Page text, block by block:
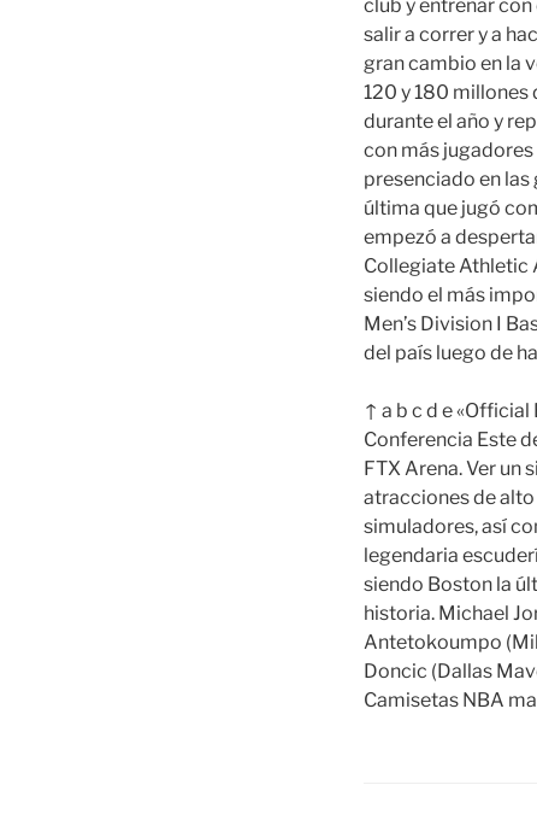
club y entrenar con
salir a correr y a
gran cambio en la
120 y 180 millones
durante el año y
con más
presenciado en las
última que jugó
empezó a
Collegiate Athletic
siendo el más
Men’s Division I
del país luego de
↑ a b c d e
Conferencia Este
FTX Arena. Ver un
atracciones de
simuladores, así
legendaria
siendo Boston la
historia. Michael
Antetokoumpo
Doncic (Dallas
Camisetas NBA